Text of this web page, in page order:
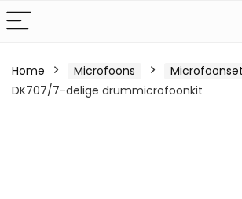
Home Microfoons
DK707/7-delige drummicrofoonkit